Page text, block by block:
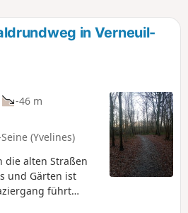
in Verneuil-
-46 m
(Yvelines)
die alten Straßen
und Gärten ist
führt